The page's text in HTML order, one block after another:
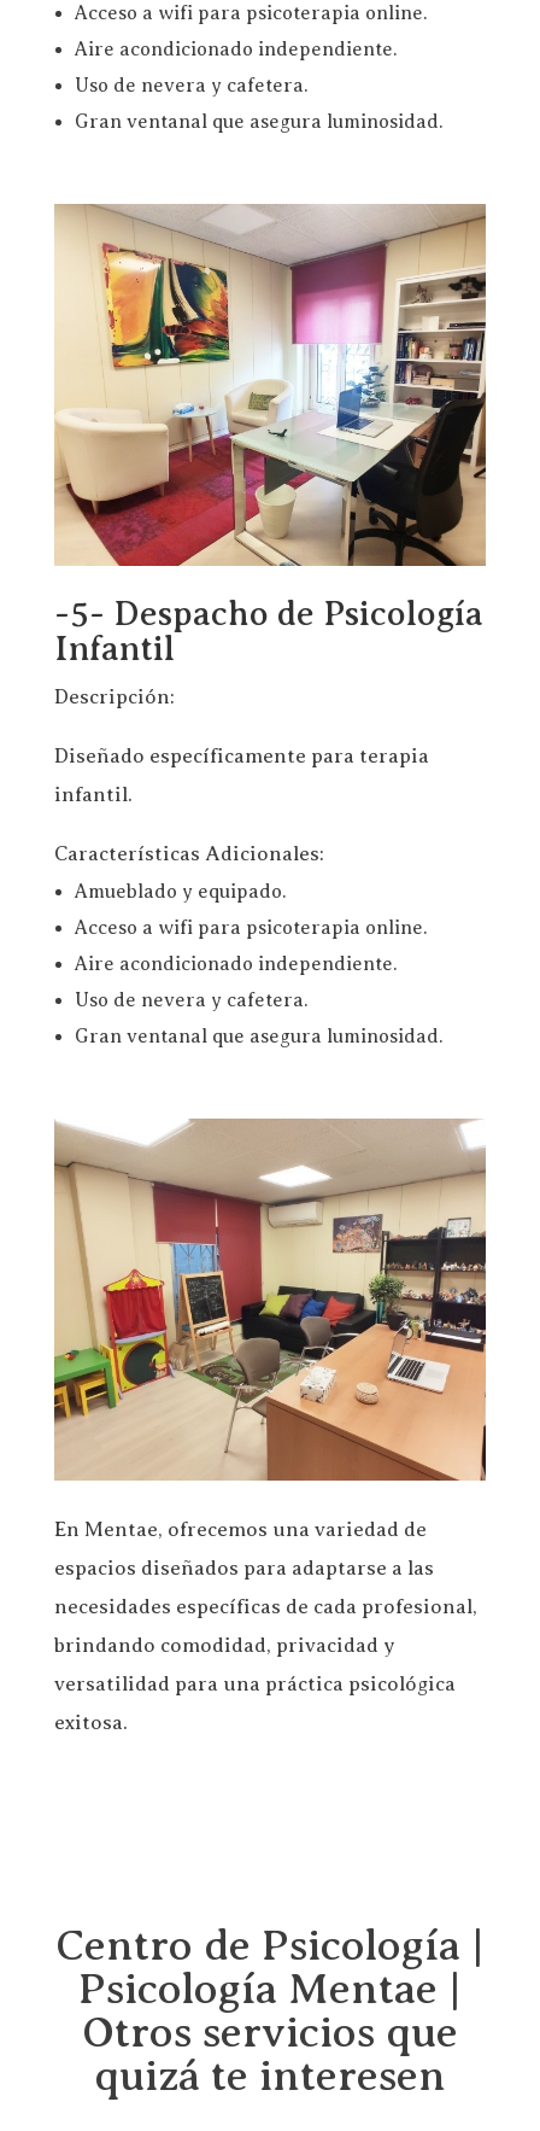
Acceso a wifi para psicoterapia online.
Aire acondicionado independiente.
Uso de nevera y cafetera.
Gran ventanal que asegura luminosidad.
-5- Despacho de Psicología
Infantil
Descripción:
Diseñado específicamente para terapia
infantil.
Características Adicionales:
Amueblado y equipado.
Acceso a wifi para psicoterapia online.
Aire acondicionado independiente.
Uso de nevera y cafetera.
Gran ventanal que asegura luminosidad.
En Mentae, ofrecemos una variedad de
espacios diseñados para adaptarse a las
necesidades específicas de cada profesional,
brindando comodidad, privacidad y
versatilidad para una práctica psicológica
exitosa.
Centro de Psicología |
Psicología Mentae |
Otros servicios que
quizá te interesen